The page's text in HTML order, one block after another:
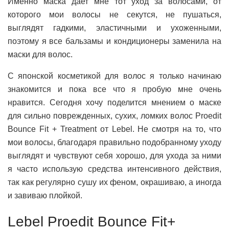
которого мои волосы не секутся, не пушаться,
выглядят гадкими, эластичными и ухоженными,
поэтому я все бальзамы и кондиционеры заменила на
маски для волос.
С японской косметикой для волос я только начинаю
знакомится и пока все что я пробую мне очень
нравится. Сегодня хочу поделится мнением о маске
для сильно поврежденных, сухих, ломких волос Proedit
Bounce Fit + Treatment от Lebel. Не смотря на то, что
мои волосы, благодаря правильно подобранному уходу
выглядят и чувствуют себя хорошо, для ухода за ними
я часто использую средства интенсивного действия,
так как регулярно сушу их феном, окрашиваю, а иногда
и завиваю плойкой.
Lebel Proedit Bounce Fit+